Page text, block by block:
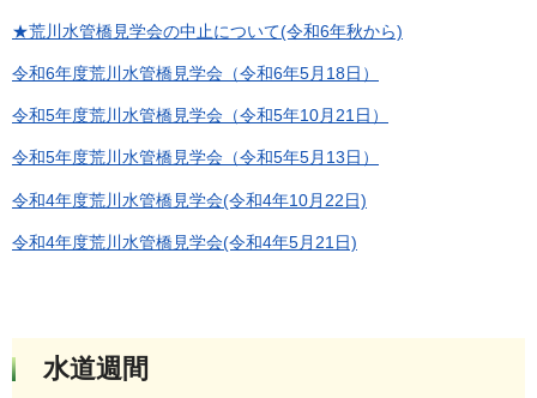
★荒川水管橋見学会の中止について(令和6年秋から)
令和6年度荒川水管橋見学会（令和6年5月18日）
令和5年度荒川水管橋見学会（令和5年10月21日）
令和5年度荒川水管橋見学会（令和5年5月13日）
令和4年度荒川水管橋見学会(令和4年10月22日)
令和4年度荒川水管橋見学会(令和4年5月21日)
水道週間